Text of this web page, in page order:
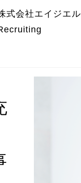
式会社エイジエル